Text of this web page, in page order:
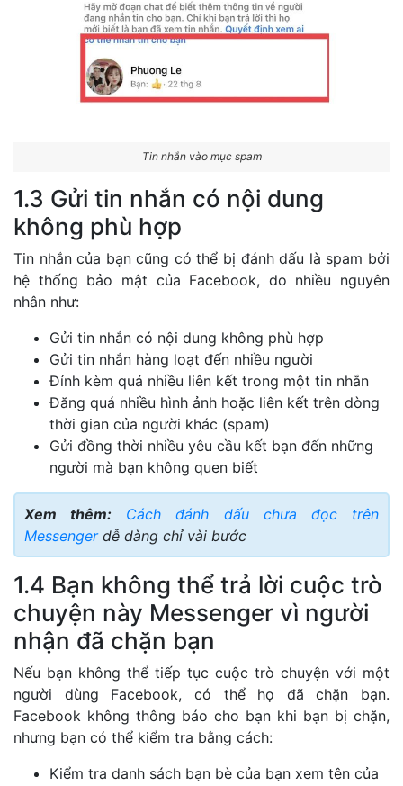
Tin nhắn vào mục spam
1.3 Gửi tin nhắn có nội dung
không phù hợp
Tin nhắn của bạn cũng có thể bị đánh dấu là spam bởi
hệ thống bảo mật của Facebook, do nhiều nguyên
nhân như:
Gửi tin nhắn có nội dung không phù hợp
Gửi tin nhắn hàng loạt đến nhiều người
Đính kèm quá nhiều liên kết trong một tin nhắn
Đăng quá nhiều hình ảnh hoặc liên kết trên dòng
thời gian của người khác (spam)
Gửi đồng thời nhiều yêu cầu kết bạn đến những
người mà bạn không quen biết
Xem thêm:
Cách đánh dấu chưa đọc trên
Messengerdễ dàng chỉ vài bước
1.4 Bạn không thể trả lời cuộc trò
chuyện này Messenger vì người
nhận đã chặn bạn
Nếu bạn không thể tiếp tục cuộc trò chuyện với một
người dùng Facebook, có thể họ đã chặn bạn.
Facebook không thông báo cho bạn khi bạn bị chặn,
nhưng bạn có thể kiểm tra bằng cách:
Kiểm tra danh sách bạn bè của bạn xem tên của